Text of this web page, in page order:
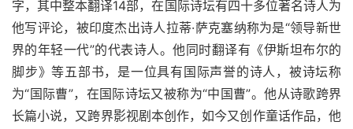
字，其中整本翻译14部，在国际诗坛有四十多位著名诗人为
他写评论，被印度杰出诗人拉蒂·萨克塞纳称为是“领导新世
界的年轻一代”的代表诗人。他同时翻译有《伊斯坦布尔的
脚步》等五部书，是一位具有国际声誉的诗人，被诗坛称
为“国际曹”，在国际诗坛又被称为“中国曹”。他从诗歌跨界
长篇小说，又跨界影视剧本创作，如今又创作童话作品，他